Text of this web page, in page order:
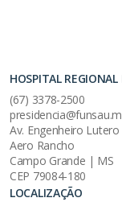
HOSPITAL
(67) 3378-2500
Av. Engenheiro
Aero Rancho
Campo Grande | MS
CEP 79084-180
LOCALIZAÇÃO